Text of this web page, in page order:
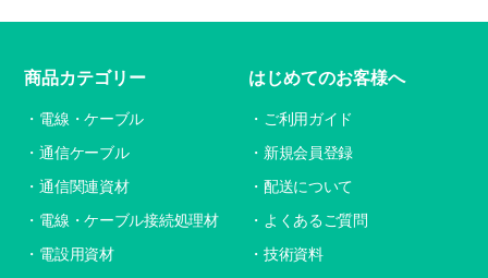
商品カテゴリー
電線・ケーブル
通信ケーブル
通信関連資材
電線・ケーブル接続処理材
電設用資材
はじめてのお客様へ
ご利用ガイド
新規会員登録
配送について
よくあるご質問
技術資料